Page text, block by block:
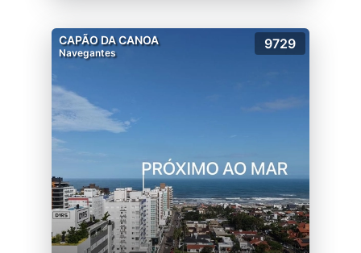
CAPÃO DA CANOA
Navegantes
9729